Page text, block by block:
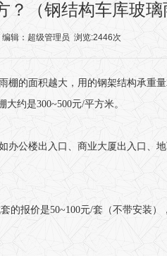
（钢结构车库玻璃
辑：超级管理员 浏览:2446次
的面积越大，用的钢架结构承重
约是300~500元/平方米。
公楼出入口、商业大厦出入口、
报价是50~100元/套（不带安装